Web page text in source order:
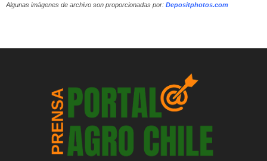
Algunas imágenes de archivo son proporcionadas por: Depositphotos.com